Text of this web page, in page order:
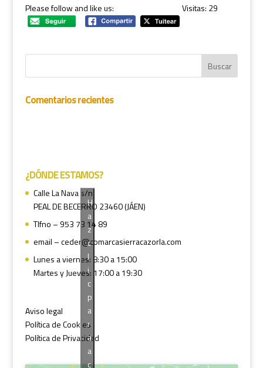
Please follow and like us: Visitas: 29
Comentarios recientes
¿DÓNDE ESTAMOS?
Calle La Nava s/n
PEAL DE BECERRO 23460 (JÁEN)
Tlfno – 953 73 14 89
email – ceder@comarcasierracazorla.com
Lunes a viernes: 8:30 a 15:00
Martes y Jueves: 17:00 a 19:30
Aviso legal
Política de Cookies
Política de Privacidad
H
a
z
c
l
i
c
p
a
r
a
a
c